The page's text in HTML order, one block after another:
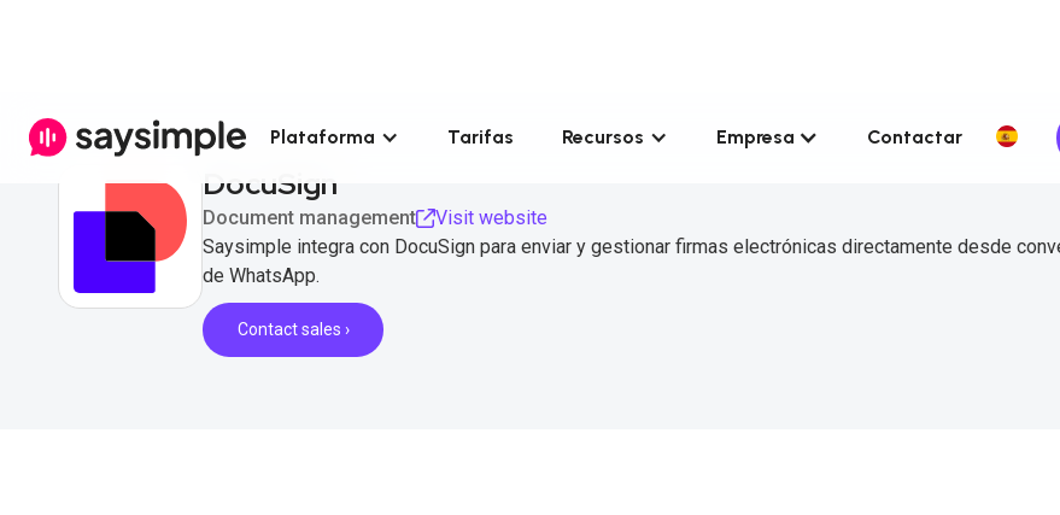
Plataforma Tarifas Recursos Empresa Contactar
DocuSign
Document management
Visit website
Saysimple integra con DocuSign para enviar y gestionar firmas electrónicas directamente desde
de WhatsApp.
Contact sales ›